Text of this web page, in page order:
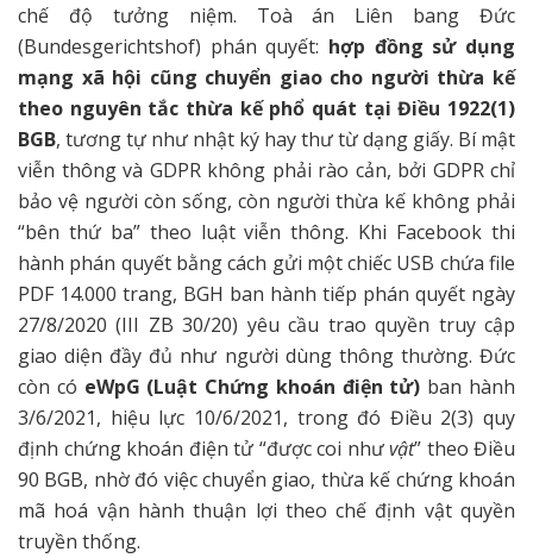
chế độ tưởng niệm. Toà án Liên bang Đức
(Bundesgerichtshof) phán quyết: hợp đồng sử dụng
mạng xã hội cũng chuyển giao cho người thừa kế
theo nguyên tắc thừa kế phổ quát tại Điều 1922(1)
BGB, tương tự như nhật ký hay thư từ dạng giấy. Bí mật
viễn thông và GDPR không phải rào cản, bởi GDPR chỉ
bảo vệ người còn sống, còn người thừa kế không phải
“bên thứ ba” theo luật viễn thông. Khi Facebook thi
hành phán quyết bằng cách gửi một chiếc USB chứa file
PDF 14.000 trang, BGH ban hành tiếp phán quyết ngày
27/8/2020 (III ZB 30/20) yêu cầu trao quyền truy cập
giao diện đầy đủ như người dùng thông thường. Đức
còn có eWpG (Luật Chứng khoán điện tử) ban hành
3/6/2021, hiệu lực 10/6/2021, trong đó Điều 2(3) quy
định chứng khoán điện tử “được coi nhưvật” theo Điều
90 BGB, nhờ đó việc chuyển giao, thừa kế chứng khoán
mã hoá vận hành thuận lợi theo chế định vật quyền
truyền thống.